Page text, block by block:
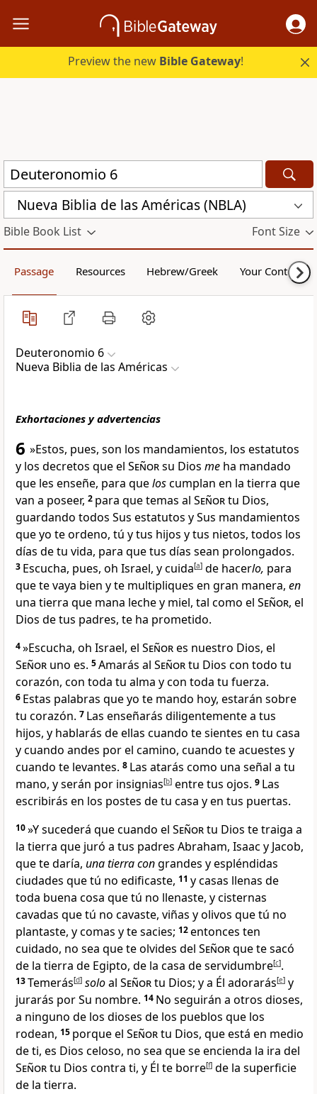
Preview the new Bible Gateway!
Nueva Biblia de las Américas (NBLA)
Bible Book List Font Size
Passage Resources Hebrew/Greek Your Content
Deuteronomio 6
Nueva Biblia de las Américas
Exhortaciones y advertencias
6 »Estos, pues, son los mandamientos, los estatutos
y los decretos que el Señorsu Dios me ha mandado
que les enseñe, para queloscumplan en la tierra que
van a poseer, 2 para que temas al Señortu Dios,
guardando todos Sus estatutos y Sus mandamientos
que yo te ordeno, tú y tus hijos y tus nietos, todos los
días de tu vida, para que tus días sean prolongados.
3 Escucha, pues, oh Israel, y cuida[a] de hacerlo, para
que te vaya bien y te multipliques en gran manera, en
una tierra que mana leche y miel, tal como el Señor, el
Dios de tus padres, te ha prometido.
4»Escucha, oh Israel, el Señores nuestro Dios, el
Señor uno es. 5Amarás al Señortu Dios con todo tu
corazón, con toda tu alma y con toda tu fuerza.
6 Estas palabras que yo te mando hoy, estarán sobre
tu corazón. 7 Las enseñarás diligentemente a tus
hijos, y hablarás de ellas cuando te sientes en tu casa
y cuando andes por el camino, cuando te acuestes y
cuando te levantes. 8 Las atarás como una señal a tu
mano, y serán por insignias[b] entre tus ojos. 9 Las
escribirás en los postes de tu casa y en tus puertas.
10»Y sucederá que cuando el Señortu Dios te traiga a
la tierra que juró a tus padres Abraham, Isaac y Jacob,
que te daría, una tierra congrandes y espléndidas
ciudades que tú no edificaste, 11 y casas llenas de
toda buena cosa que tú no llenaste, y cisternas
cavadas que tú no cavaste, viñas y olivos que tú no
plantaste, y comas y te sacies; 12entonces ten
cuidado, no sea que te olvides del Señorque te sacó
de la tierra de Egipto, de la casa de servidumbre[c].
13Temerás[d] soloal Señortu Dios; y a Él adorarás[e] y
jurarás por Su nombre. 14 No seguirán a otros dioses,
a ninguno de los dioses de los pueblos que los
rodean, 15 porque el Señortu Dios, que está en medio
de ti, es Dios celoso, no sea que se encienda la ira del
Señortu Dios contra ti, y Él te borre[f] de la superficie
de la tierra.